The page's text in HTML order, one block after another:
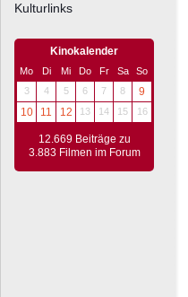
Kulturlinks
Kinokalender
Mo Di Mi Do Fr Sa
So
3
4 5 6 7 8
9
10
11 12 13 14 15 16
12.669 Beiträge zu
3.883 Filmen im Forum